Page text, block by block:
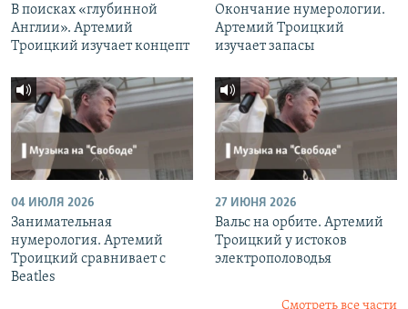
В поисках «глубинной
Англии». Артемий
Троицкий изучает концепт
Окончание нумерологии.
Артемий Троицкий
изучает запасы
04 ИЮЛЯ 2026
Занимательная
нумерология. Артемий
Троицкий сравнивает с
Beatles
27 ИЮНЯ 2026
Вальс на орбите. Артемий
Троицкий у истоков
электрополоводья
Смотреть все части